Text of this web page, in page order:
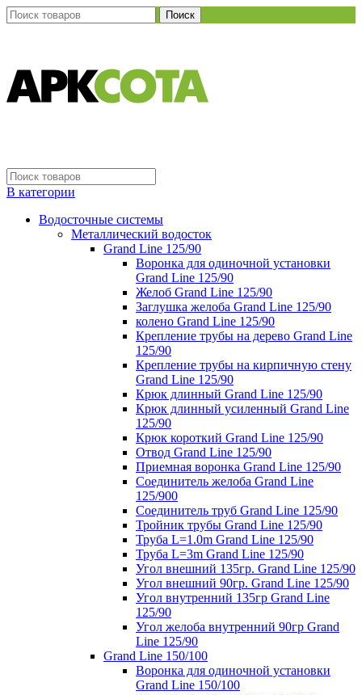
Поиск
В категории
Водосточные системы
Металлический водосток
Grand Line 125/90
Воронка для одиночной установки
Grand Line 125/90
Желоб Grand Line 125/90
Заглушка желоба Grand Line 125/90
колено Grand Line 125/90
Крепление трубы на дерево Grand Line
125/90
Крепление трубы на кирпичную стену
Grand Line 125/90
Крюк длинный Grand Line 125/90
Крюк длинный усиленный Grand Line
125/90
Крюк короткий Grand Line 125/90
Отвод Grand Line 125/90
Приемная воронка Grand Line 125/90
Соединитель желоба Grand Line
125/900
Соединитель труб Grand Line 125/90
Тройник трубы Grand Line 125/90
Труба L=1.0m Grand Line 125/90
Труба L=3m Grand Line 125/90
Угол внешний 135гр. Grand Line 125/90
Угол внешний 90гр. Grand Line 125/90
Угол внутренний 135гр Grand Line
125/90
Угол желоба внутренний 90гр Grand
Line 125/90
Grand Line 150/100
Воронка для одиночной установки
Grand Line 150/100